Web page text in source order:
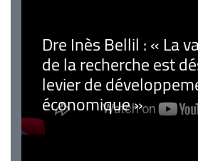
Dre Inès Bellil : « La
de la recherche est
levier de
économique »